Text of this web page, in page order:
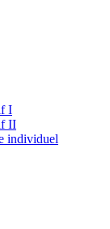
I
II
individuel